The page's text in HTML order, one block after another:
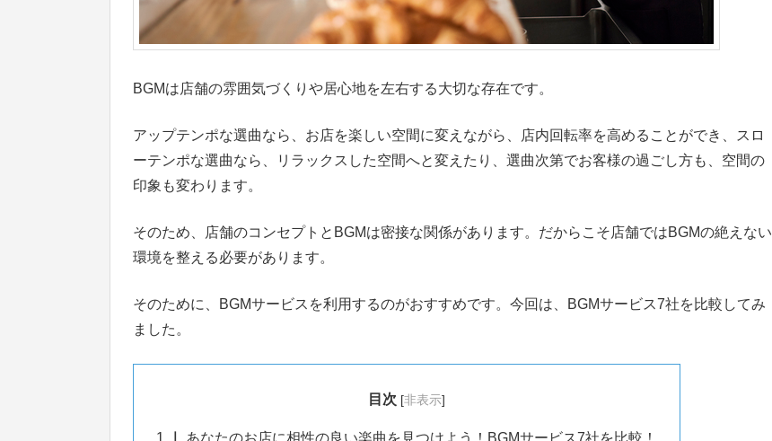
BGMは店舗の雰囲気づくりや居心地を左右する大切な存在です。
アップテンポな選曲なら、お店を楽しい空間に変えながら、店内回転率を高めることができ、スロ
ーテンポな選曲なら、リラックスした空間へと変えたり、選曲次第でお客様の過ごし方も、空間の
印象も変わります。
そのため、店舗のコンセプトとBGMは密接な関係があります。だからこそ店舗ではBGMの絶えない
環境を整える必要があります。
そのために、BGMサービスを利用するのがおすすめです。今回は、BGMサービス7社を比較してみ
ました。
目次 [非表示]
1. あなたのお店に相性の良い楽曲を見つけよう！BGMサービス7社を比較！